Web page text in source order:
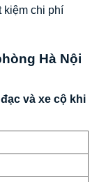
kiệm chi phí
Hà Nội
và xe cộ khi